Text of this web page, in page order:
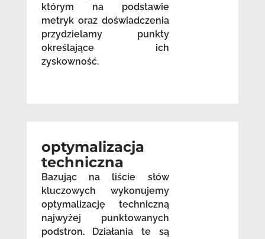
którym na podstawie
metryk oraz doświadczenia
przydzielamy punkty
określające ich
zyskowność.
optymalizacja
techniczna
Bazując na liście słów
kluczowych wykonujemy
optymalizację techniczną
najwyżej punktowanych
podstron. Działania te są